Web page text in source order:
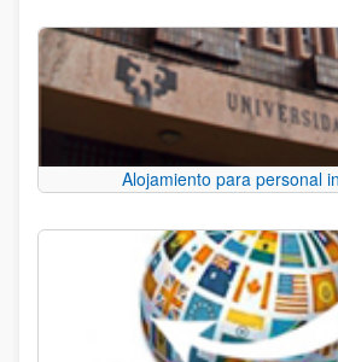
Alojamiento para personal